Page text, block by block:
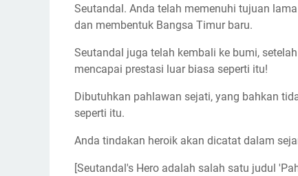
Seutandal. Anda telah memenuhi tujuan
dan membentuk Bangsa Timur baru.
Seutandal juga telah kembali ke bumi,
mencapai prestasi luar biasa seperti itu!
Dibutuhkan pahlawan sejati, yang bahkan
seperti itu.
Anda tindakan heroik akan dicatat dalam
[Seutandal's Hero adalah salah satu judul